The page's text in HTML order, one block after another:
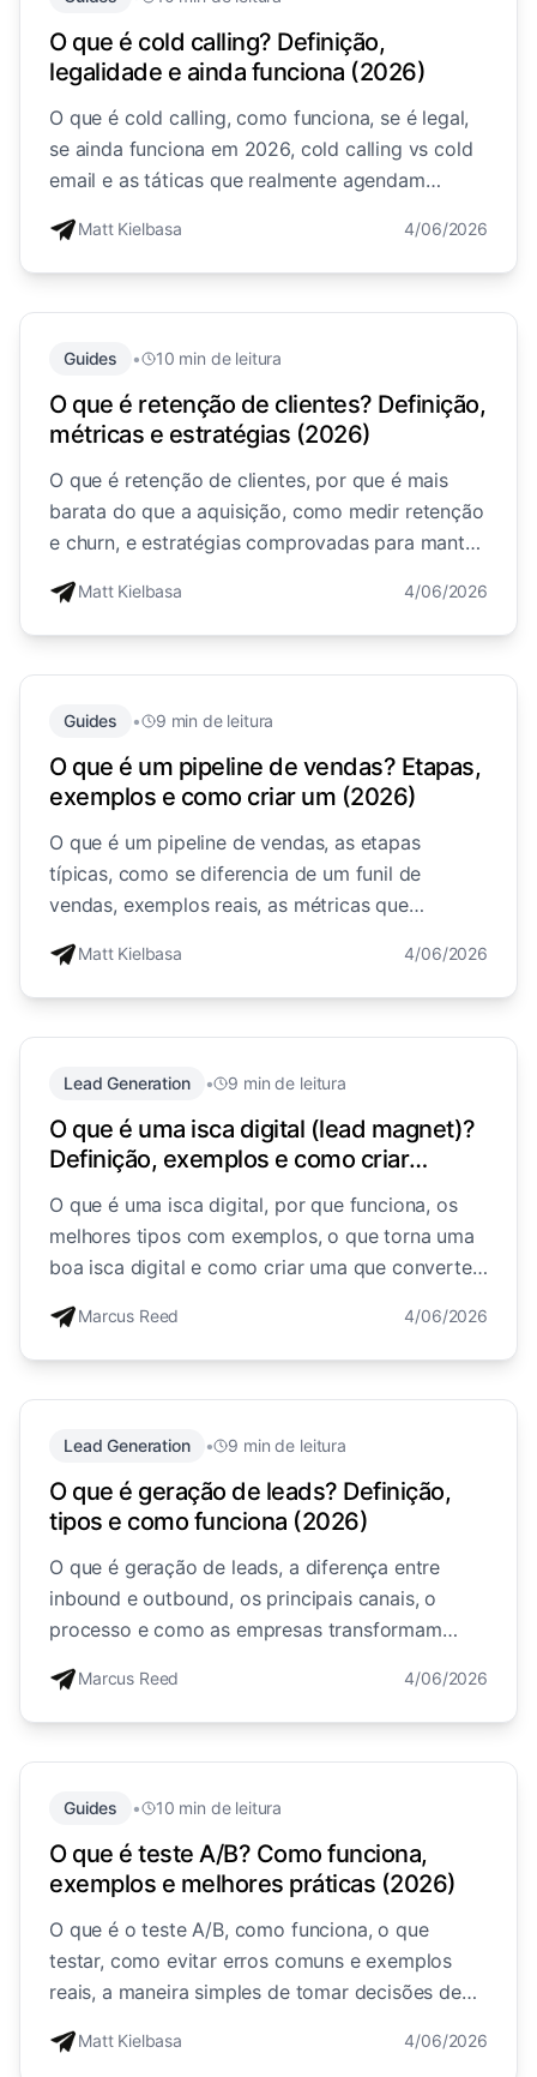
O que é cold calling? Definição,
legalidade e ainda funciona (2026)
O que é cold calling, como funciona, se é legal,
se ainda funciona em 2026, cold calling vs cold
email e as táticas que realmente agendam
Matt Kielbasa 4/06/2026
Guides • 10 min de leitura
O que é retenção de clientes? Definição,
métricas e estratégias (2026)
O que é retenção de clientes, por que é mais
barata do que a aquisição, como medir retenção
e churn, e estratégias comprovadas para manter
Matt Kielbasa 4/06/2026
Guides • 9 min de leitura
O que é um pipeline de vendas? Etapas,
exemplos e como criar um (2026)
O que é um pipeline de vendas, as etapas
típicas, como se diferencia de um funil de
vendas, exemplos reais, as métricas que
Matt Kielbasa 4/06/2026
Lead Generation • 9 min de leitura
O que é uma isca digital (lead magnet)?
Definição, exemplos e como criar
(2026)
O que é uma isca digital, por que funciona, os
melhores tipos com exemplos, o que torna uma
boa isca digital e como criar uma que converte
Marcus Reed 4/06/2026
Lead Generation • 9 min de leitura
O que é geração de leads? Definição,
tipos e como funciona (2026)
O que é geração de leads, a diferença entre
inbound e outbound, os principais canais, o
processo e como as empresas transformam
de forma simples.
Marcus Reed 4/06/2026
Guides • 10 min de leitura
O que é teste A/B? Como funciona,
exemplos e melhores práticas (2026)
O que é o teste A/B, como funciona, o que
testar, como evitar erros comuns e exemplos
reais, a maneira simples de tomar decisões de
opiniões.
Matt Kielbasa 4/06/2026